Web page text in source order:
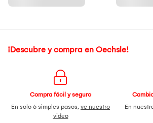
¡Descubre y compra en Oechsle!
Compra fácil y seguro
En solo 6 simples pasos, ve nuestro
video
En